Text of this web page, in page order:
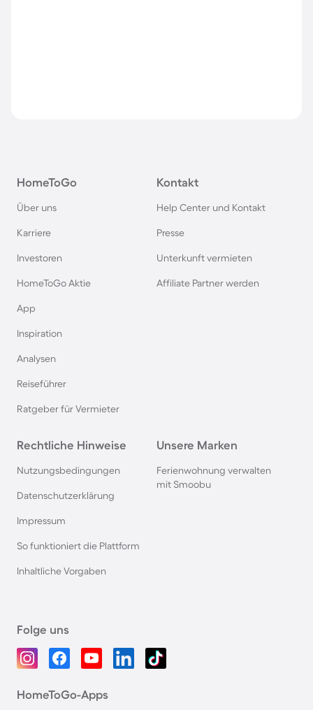
HomeToGo
Über uns
Karriere
Investoren
HomeToGo Aktie
App
Inspiration
Analysen
Reiseführer
Ratgeber für Vermieter
Kontakt
Help Center und Kontakt
Presse
Unterkunft vermieten
Affiliate Partner werden
Rechtliche Hinweise
Nutzungsbedingungen
Datenschutzerklärung
Impressum
So funktioniert die Plattform
Inhaltliche Vorgaben
Unsere Marken
Ferienwohnung verwalten
mit Smoobu
Folge uns
HomeToGo-Apps